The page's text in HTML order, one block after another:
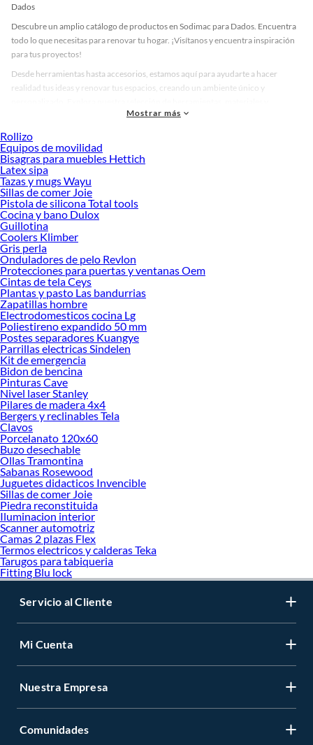
Dados
Descubre un amplio catálogo de productos en Sodimac para Dados. Encuentra
todo lo que necesitas para renovar tu hogar. ¡Visítanos y encuentra inspiración
para tus proyectos!
Desde herramientas hasta accesorios, estamos aquí para ayudarte a hacer
realidad tus ideas y renovar tus espacios, creando un ambiente único y
accesorios de calidad que te ayudarán a crear un espacio más tú.
Desde remodelaciones hasta proyectos de decoración, estamos aquí para hacer
tus ideas realidad. ¡Visítanos y encuentra todo lo que tenemos para ofrecerte en
Dados!
Explora la variedad de productos de Dados en Sodimac
Herramientas, materiales y accesorios de calidad para tus proyectos y
renovación de espacios. ¡Visítanos y descubre todo lo que tenemos para
ofrecerte!
Encuentra una amplia variedad de productos de Dados en Sodimac. Encuentra
todo lo necesario para tus proyectos de renovación y decoración. ¡Visítanos y
haz tus ideas realidad!
Mostrar más
Rollizo
Equipos de movilidad
Bisagras para muebles Hettich
Latex sipa
Tazas y mugs Wayu
Sillas de comer Joie
Pistola de silicona Total tools
Cocina y bano Dulox
Guillotina
Coolers Klimber
Gris perla
Onduladores de pelo Revlon
Protecciones para puertas y ventanas Oem
Cintas de tela Ceys
Plantas y pasto Las bandurrias
Zapatillas hombre
Electrodomesticos cocina Lg
Poliestireno expandido 50 mm
Postes separadores Kuangye
Parrillas electricas Sindelen
Kit de emergencia
Bidon de bencina
Pinturas Cave
Nivel laser Stanley
Pilares de madera 4x4
Bergers y reclinables Tela
Clavos
Porcelanato 120x60
Buzo desechable
Ollas Tramontina
Sabanas Rosewood
Juguetes didacticos Invencible
Sillas de comer Joie
Piedra reconstituida
Iluminacion interior
Scanner automotriz
Camas 2 plazas Flex
Termos electricos y calderas Teka
Tarugos para tabiqueria
Fitting Blu lock
Servicio al Cliente
Mi Cuenta
Nuestra Empresa
Comunidades